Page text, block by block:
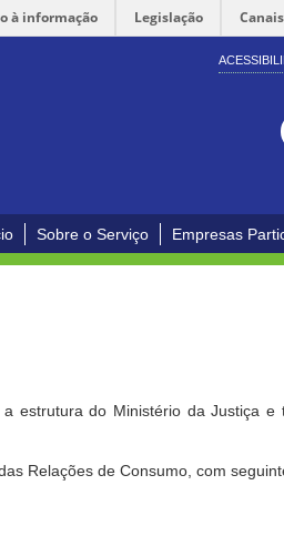
à informação Legislação Canais
Sobre o Serviço Empresas
estrutura do Ministério da Justiça e
Relações de Consumo, com